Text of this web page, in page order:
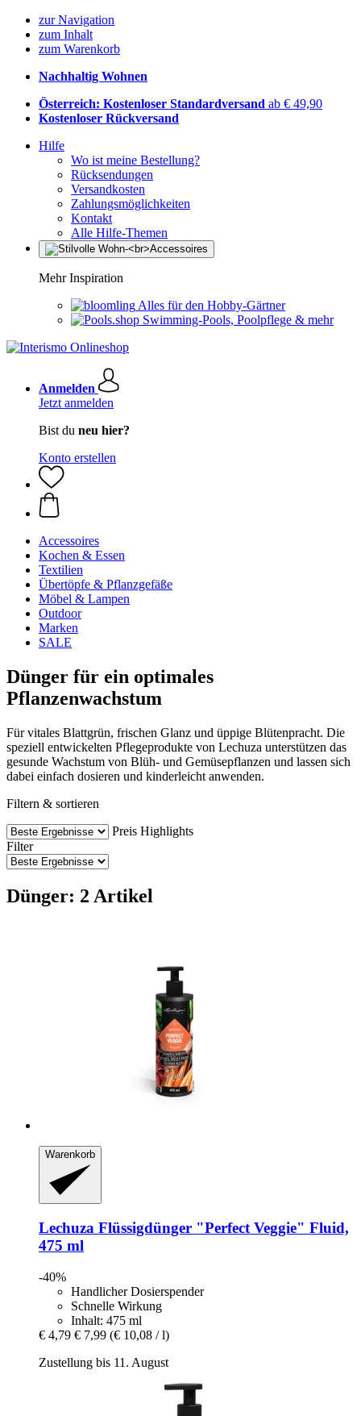
zur Navigation
zum Inhalt
zum Warenkorb
Nachhaltig Wohnen
Österreich: Kostenloser Standardversand ab € 49,90
Kostenloser Rückversand
Hilfe
Wo ist meine Bestellung?
Rücksendungen
Versandkosten
Zahlungsmöglichkeiten
Kontakt
Alle Hilfe-Themen
Mehr Inspiration
Alles für den Hobby-Gärtner
Swimming-Pools, Poolpflege & mehr
Anmelden
Jetzt anmelden
Bist du neu hier?
Konto erstellen
Accessoires
Kochen & Essen
Textilien
Übertöpfe & Pflanzgefäße
Möbel & Lampen
Outdoor
Marken
SALE
Dünger für ein optimales
Pflanzenwachstum
Für vitales Blattgrün, frischen Glanz und üppige Blütenpracht. Die
speziell entwickelten Pflegeprodukte von Lechuza unterstützen das
gesunde Wachstum von Blüh- und Gemüsepflanzen und lassen sich
dabei einfach dosieren und kinderleicht anwenden.
Filtern & sortieren
Preis Highlights
Filter
Dünger: 2 Artikel
Warenkorb
Lechuza Flüssigdünger "Perfect Veggie" Fluid,
475 ml
-40%
Handlicher Dosierspender
Schnelle Wirkung
Inhalt: 475 ml
€ 4,79 € 7,99 (€ 10,08 / l)
Zustellung bis 11. August